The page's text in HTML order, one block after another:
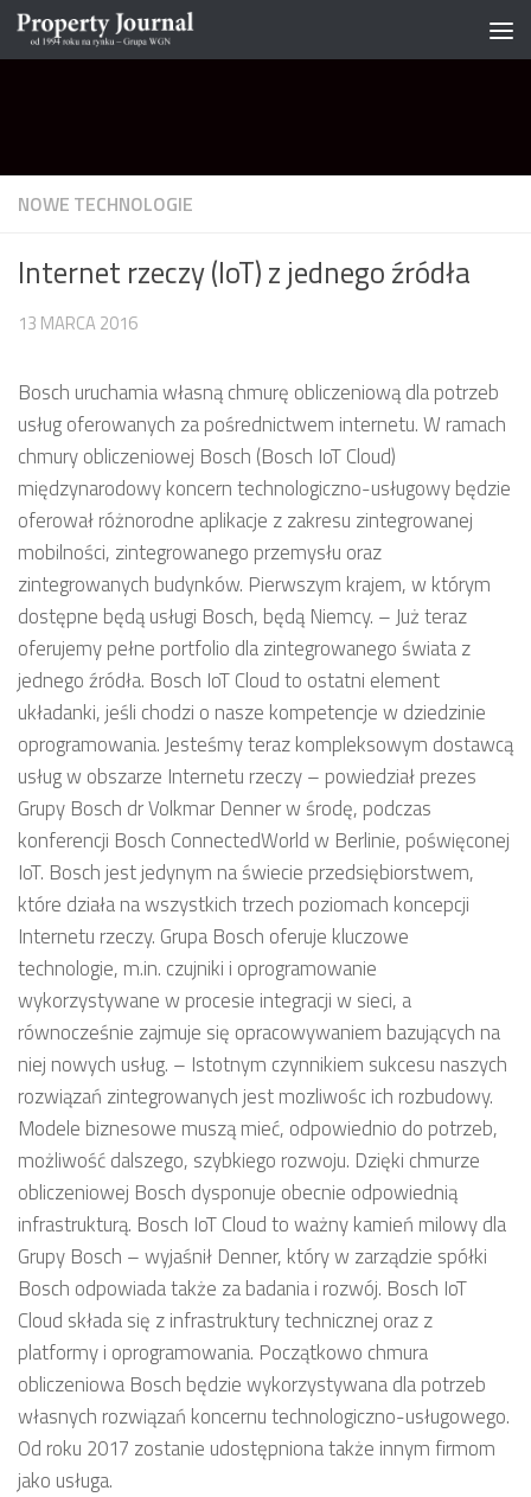
Skip to content
NOWE TECHNOLOGIE
Internet rzeczy (IoT) z jednego źródła
13 MARCA 2016
Bosch uruchamia własną chmurę obliczeniową dla potrzeb
usług oferowanych za pośrednictwem internetu. W ramach
chmury obliczeniowej Bosch (Bosch IoT Cloud)
międzynarodowy koncern technologiczno-usługowy będzie
oferował różnorodne aplikacje z zakresu zintegrowanej
mobilności, zintegrowanego przemysłu oraz
zintegrowanych budynków. Pierwszym krajem, w którym
dostępne będą usługi Bosch, będą Niemcy. – Już teraz
oferujemy pełne portfolio dla zintegrowanego świata z
jednego źródła. Bosch IoT Cloud to ostatni element
układanki, jeśli chodzi o nasze kompetencje w dziedzinie
oprogramowania. Jesteśmy teraz kompleksowym dostawcą
usług w obszarze Internetu rzeczy – powiedział prezes
Grupy Bosch dr Volkmar Denner w środę, podczas
konferencji Bosch ConnectedWorld w Berlinie, poświęconej
IoT. Bosch jest jedynym na świecie przedsiębiorstwem,
które działa na wszystkich trzech poziomach koncepcji
Internetu rzeczy. Grupa Bosch oferuje kluczowe
technologie, m.in. czujniki i oprogramowanie
wykorzystywane w procesie integracji w sieci, a
równocześnie zajmuje się opracowywaniem bazujących na
niej nowych usług. – Istotnym czynnikiem sukcesu naszych
rozwiązań zintegrowanych jest mozliwośc ich rozbudowy.
Modele biznesowe muszą mieć, odpowiednio do potrzeb,
możliwość dalszego, szybkiego rozwoju. Dzięki chmurze
obliczeniowej Bosch dysponuje obecnie odpowiednią
infrastrukturą. Bosch IoT Cloud to ważny kamień milowy dla
Grupy Bosch – wyjaśnił Denner, który w zarządzie spółki
Bosch odpowiada także za badania i rozwój. Bosch IoT
Cloud składa się z infrastruktury technicznej oraz z
platformy i oprogramowania. Początkowo chmura
obliczeniowa Bosch będzie wykorzystywana dla potrzeb
własnych rozwiązań koncernu technologiczno-usługowego.
Od roku 2017 zostanie udostępniona także innym firmom
jako usługa.